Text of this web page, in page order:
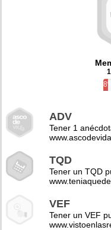
8%
ADV
Tener 1
TQD
Tener un TQD
VEF
Tener un VEF